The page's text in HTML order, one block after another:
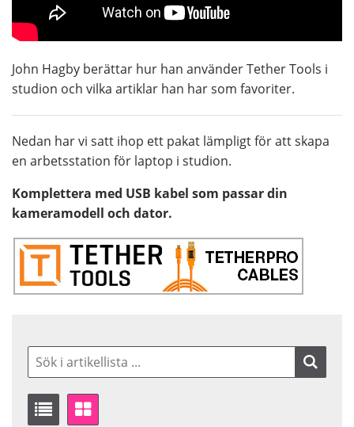
John Hagby berättar hur han använder Tether Tools i
studion och vilka artiklar han har som favoriter.
Nedan har vi satt ihop ett pakat lämpligt för att skapa
en arbetsstation för laptop i studion.
Komplettera med USB kabel som passar din
kameramodell och dator.